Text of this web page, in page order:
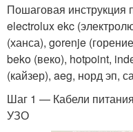
Пошаговая инструкция
electrolux ekc
(ханса), gorenje
beko (веко), hotpoint,
(кайзер), aeg, норд эп,
Шаг 1 — Кабели
УЗО